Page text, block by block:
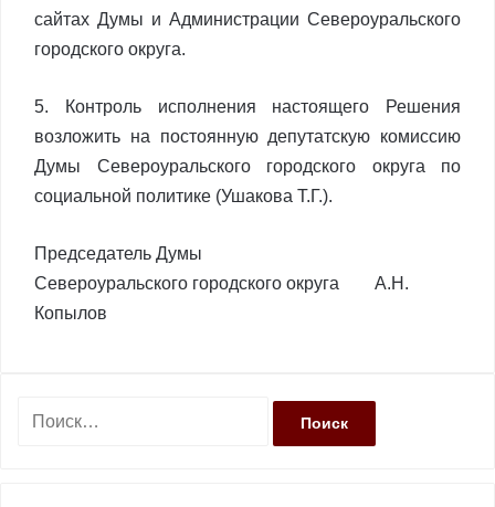
сайтах Думы и Администрации Североуральского
городского округа.
5. Контроль исполнения настоящего Решения
возложить на постоянную депутатскую комиссию
Думы Североуральского городского округа по
социальной политике (Ушакова Т.Г.).
Председатель Думы
Североуральского городского округа А.Н.
Копылов